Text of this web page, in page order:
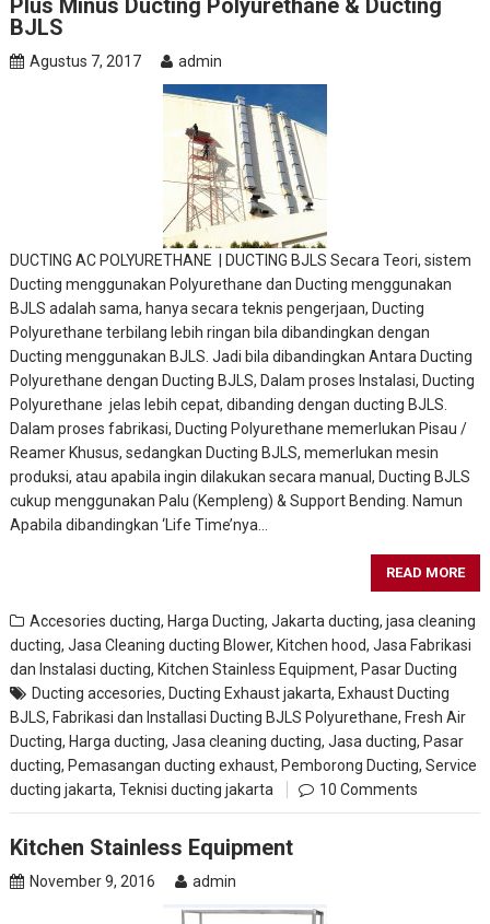
BJLS
Agustus 7, 2017 admin
DUCTING AC POLYURETHANE | DUCTING BJLS Secara Teori, sistem
Ducting menggunakan Polyurethane dan Ducting menggunakan
BJLS adalah sama, hanya secara teknis pengerjaan, Ducting
Polyurethane terbilang lebih ringan bila dibandingkan dengan
Ducting menggunakan BJLS. Jadi bila dibandingkan Antara Ducting
Polyurethane dengan Ducting BJLS, Dalam proses Instalasi, Ducting
Polyurethane jelas lebih cepat, dibanding dengan ducting BJLS.
Dalam proses fabrikasi, Ducting Polyurethane memerlukan Pisau /
Reamer Khusus, sedangkan Ducting BJLS, memerlukan mesin
produksi, atau apabila ingin dilakukan secara manual, Ducting BJLS
cukup menggunakan Palu (Kempleng) & Support Bending. Namun
Apabila dibandingkan ‘Life Time’nya…
READ MORE
Accesories ducting,Harga Ducting,Jakarta ducting,jasa cleaning
ducting,Jasa Cleaning ducting Blower, Kitchen hood,Jasa Fabrikasi
dan Instalasi ducting,Kitchen Stainless Equipment,Pasar Ducting
Ducting accesories,Ducting Exhaust jakarta,Exhaust Ducting
BJLS,Fabrikasi dan Installasi Ducting BJLS Polyurethane,Fresh Air
Ducting,Harga ducting,Jasa cleaning ducting,Jasa ducting,Pasar
ducting,Pemasangan ducting exhaust,Pemborong Ducting,Service
ducting jakarta,Teknisi ducting jakarta 10 Comments
Kitchen Stainless Equipment
November 9, 2016 admin